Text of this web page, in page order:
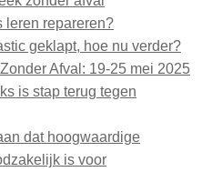
leren repareren?
geklapt, hoe nu verder?
Afval: 19-25 mei 2025
is stap terug tegen
dat hoogwaardige
is voor